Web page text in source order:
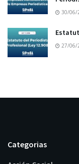
30/06/
27/06/
Categorias